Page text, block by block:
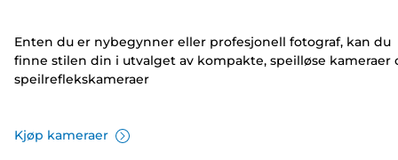
Enten du er nybegynner eller profesjonell fotograf, kan du
finne stilen din i utvalget av kompakte, speilløse kameraer
speilreflekskameraer
Kjøp kameraer